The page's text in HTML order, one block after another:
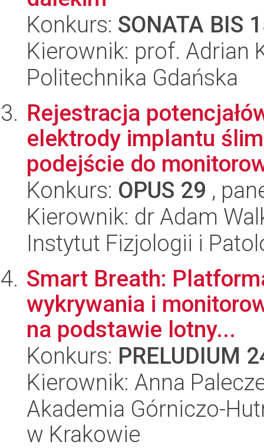
Konkurs: SONATA BIS
Kierownik: prof. Adrian
Politechnika Gdańska
Rejestracja
elektrody implantu
podejście do
Konkurs: OPUS 29 ,
Kierownik: dr Adam
Instytut Fizjologii i
Smart Breath:
wykrywania i
na podstawie lotny...
Konkurs: PRELUDIUM
Kierownik: Anna
Akademia Górniczo-
w Krakowie